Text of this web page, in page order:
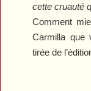
cette cruauté
Comment
Carmilla que
tirée de